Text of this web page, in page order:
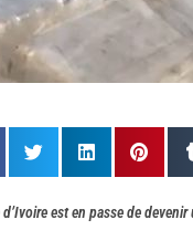
d’Ivoire est en passe de